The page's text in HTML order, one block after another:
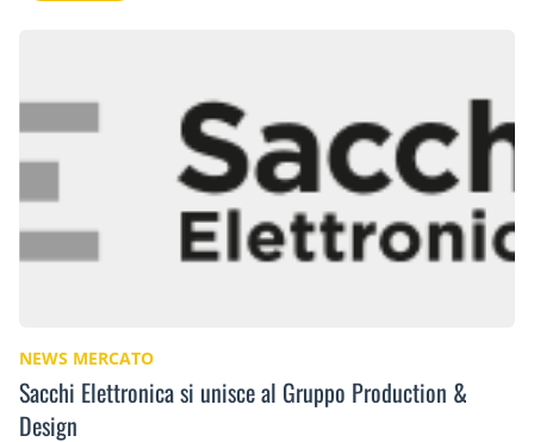
NEWS MERCATO
Sacchi Elettronica si unisce al Gruppo Production &
Design